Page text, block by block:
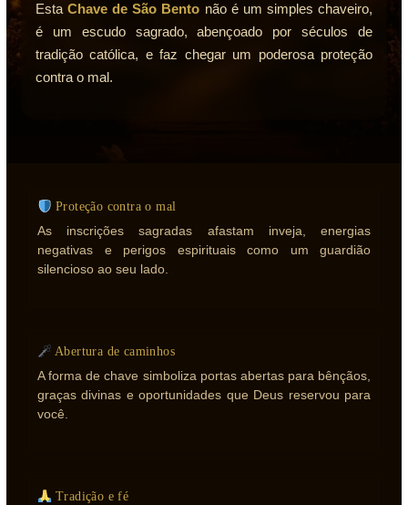
EstaChave de São Bento não é um simples chaveiro,
é um escudo sagrado, abençoado por séculos de
tradição católica, e faz chegar um poderosa proteção
contra o mal.
Proteção contra o mal
As inscrições sagradas afastam inveja, energias
negativas e perigos espirituais como um guardião
silencioso ao seu lado.
Abertura de caminhos
A forma de chave simboliza portas abertas para bênçãos,
graças divinas e oportunidades que Deus reservou para
você.
Tradição e fé